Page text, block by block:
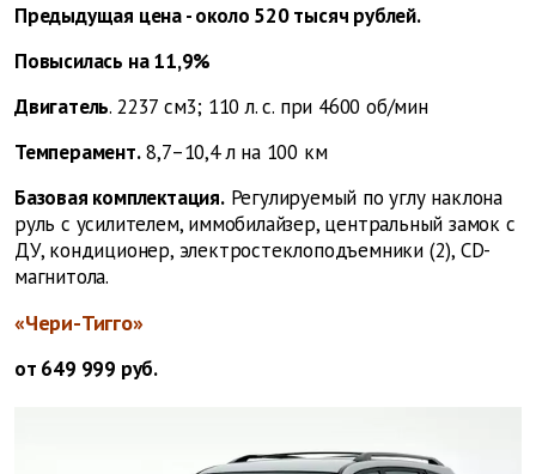
Предыдущая цена - около 520 тысяч рублей.
Повысилась на 11,9%
Двигатель. 2237 см3; 110 л. с. при 4600 об/мин
Темперамент.8,7–10,4 л на 100 км
Базовая комплектация.Регулируемый по углу наклона
руль с усилителем, иммобилайзер, центральный замок с
ДУ, кондиционер, электростеклоподъемники (2), CD-
магнитола.
«Чери-Тигго»
от 649 999 руб.